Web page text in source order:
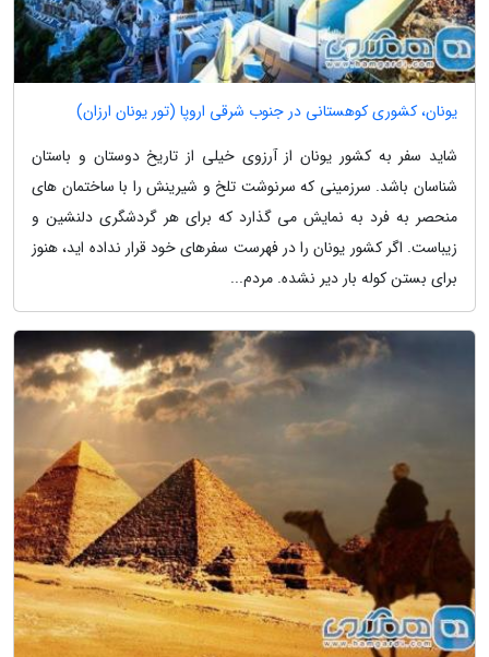
یونان، کشوری کوهستانی در جنوب شرقی اروپا (تور یونان ارزان)
شاید سفر به کشور یونان از آرزوی خیلی از تاریخ دوستان و باستان
شناسان باشد. سرزمینی که سرنوشت تلخ و شیرینش را با ساختمان های
منحصر به فرد به نمایش می گذارد که برای هر گردشگری دلنشین و
زیباست. اگر کشور یونان را در فهرست سفرهای خود قرار نداده اید، هنوز
برای بستن کوله بار دیر نشده. مردم...